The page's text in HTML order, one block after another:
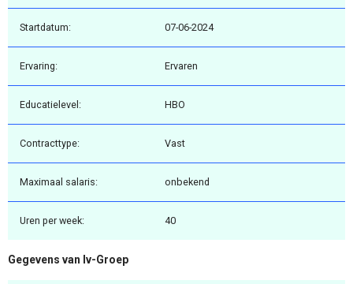
Startdatum: 07-06-2024
Ervaring: Ervaren
Educatielevel: HBO
Contracttype: Vast
Maximaal salaris: onbekend
Uren per week: 40
Gegevens van Iv-Groep